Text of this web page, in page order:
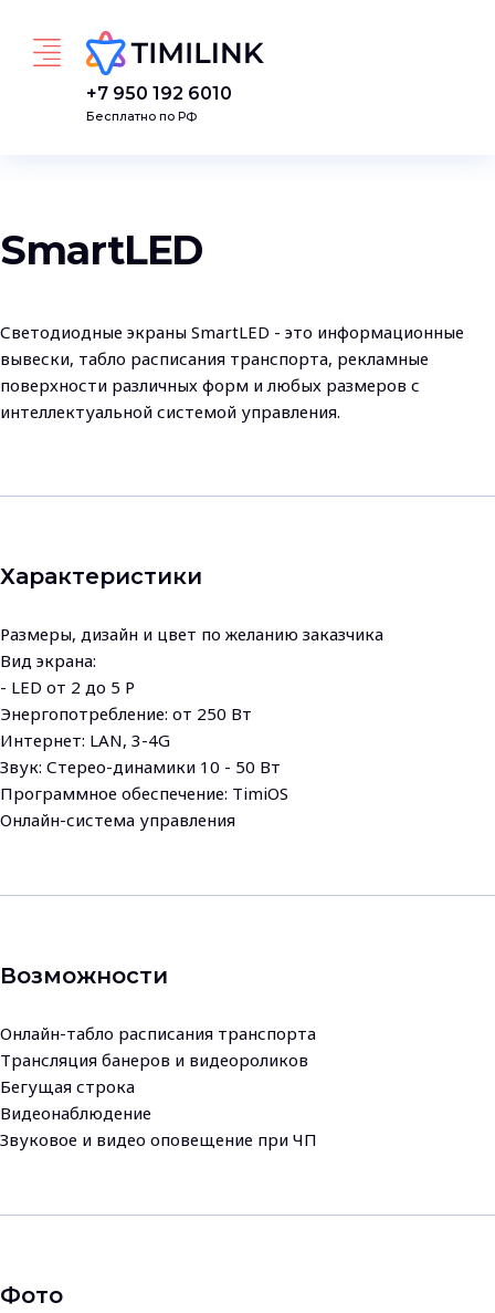
+7 950 192 6010
Бесплатно по РФ
SmartLED
Светодиодные экраны SmartLED - это информационные
вывески, табло расписания транспорта, рекламные
поверхности различных форм и любых размеров с
интеллектуальной системой управления.
Характеристики
Размеры, дизайн и цвет по желанию заказчика
Вид экрана:
- LED от 2 до 5 Р
Энергопотребление: от 250 Вт
Интернет: LAN, 3-4G
Звук: Стерео-динамики 10 - 50 Вт
Программное обеспечение: TimiOS
Онлайн-система управления
Возможности
Онлайн-табло расписания транспорта
Трансляция банеров и видеороликов
Бегущая строка
Видеонаблюдение
Звуковое и видео оповещение при ЧП
Фото